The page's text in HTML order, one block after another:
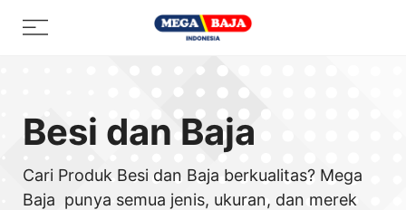
Menu
Besi dan Baja
Cari Produk Besi dan Baja berkualitas? Mega
Baja punya semua jenis, ukuran, dan merek